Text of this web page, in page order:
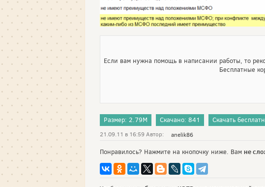
Если вам нужна помощь в написании работы, то
Бесплатные
Размер: 2.79M Скачано: 841 Скачать
21.09.11 в 16:59 Автор: anelik86
Понравилось? Нажмите на кнопочку ниже. Вам не